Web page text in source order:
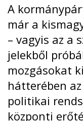
A
már a
– vagyis az a
jelekből
mozgásokat
hátterében
politikai
központi